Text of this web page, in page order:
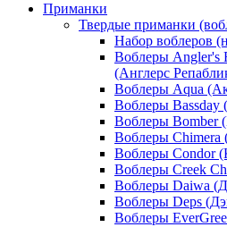
Приманки
Твердые приманки
Набор воблеров
Воблеры Angler's
(Англерс
Воблеры Aqua
Воблеры Bassday
Воблеры Bomber
Воблеры Chimera
Воблеры Condor
Воблеры Creek
Воблеры Daiwa
Воблеры Deps
Воблеры